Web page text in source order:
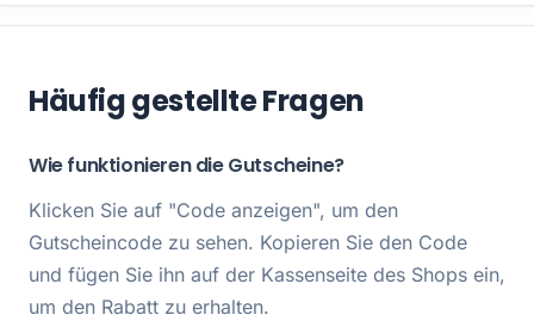
Häufig gestellte Fragen
Wie funktionieren die Gutscheine?
Klicken Sie auf "Code anzeigen", um den
Gutscheincode zu sehen. Kopieren Sie den Code
und fügen Sie ihn auf der Kassenseite des Shops ein,
um den Rabatt zu erhalten.